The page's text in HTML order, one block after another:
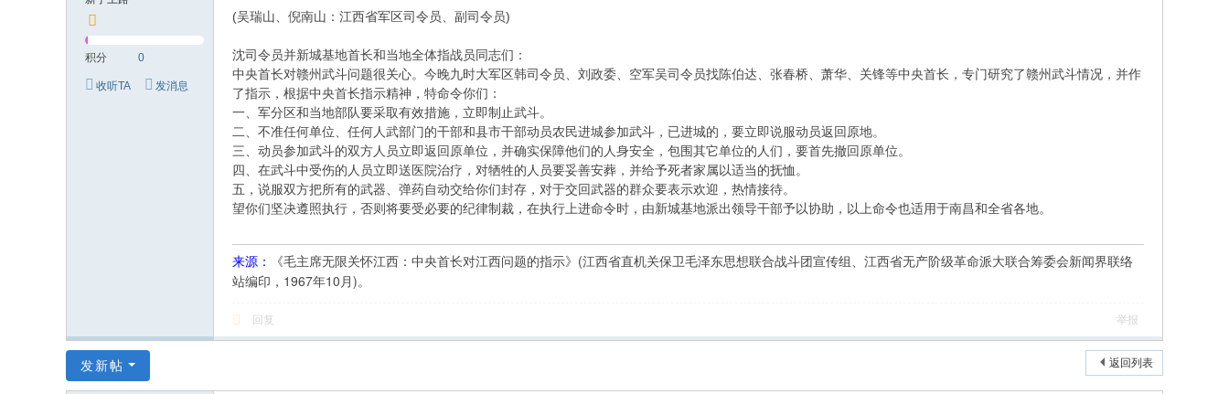
积分 0
收听TA 发消息
(吴瑞山、倪南山：江西省军区司令员、副司令员)
沈司令员并新城基地首长和当地全体指战员同志们：
中央首长对赣州武斗问题很关心。今晚九时大军区韩司令员、刘政委、空军吴司令员找陈伯达、张春桥、萧华、关锋等中央首长，专门研究了赣州武斗情况，并作
了指示，根据中央首长指示精神，特命令你们：
一、军分区和当地部队要采取有效措施，立即制止武斗。
二、不准任何单位、任何人武部门的干部和县市干部动员农民进城参加武斗，已进城的，要立即说服动员返回原地。
三、动员参加武斗的双方人员立即返回原单位，并确实保障他们的人身安全，包围其它单位的人们，要首先撤回原单位。
四、在武斗中受伤的人员立即送医院治疗，对牺牲的人员要妥善安葬，并给予死者家属以适当的抚恤。
五，说服双方把所有的武器、弹药自动交给你们封存，对于交回武器的群众要表示欢迎，热情接待。
望你们坚决遵照执行，否则将要受必要的纪律制裁，在执行上进命令时，由新城基地派出领导干部予以协助，以上命令也适用于南昌和全省各地。
来源：
《毛主席无限关怀江西：中央首长对江西问题的指示》(江西省直机关保卫毛泽东思想联合战斗团宣传组、江西省无产阶级革命派大联合筹委会新闻界联络
站编印，1967年10月)。
回复 举报
返回列表
发新帖